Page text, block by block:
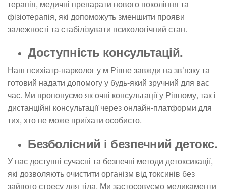
терапія, медичні препарати нового покоління та
фізіотерапія, які допоможуть зменшити прояви
залежності та стабілізувати психологічний стан.
Доступність консультацій.
Наш психіатр-нарколог у м Рівне завжди на зв’язку та
готовий надати допомогу у будь-який зручний для вас
час. Ми пропонуємо як очні консультації у Рівному, так і
дистанційні консультації через онлайн-платформи для
тих, хто не може приїхати особисто.
Безболісний і безпечний детокс.
У нас доступні сучасні та безпечні методи детоксикації,
які дозволяють очистити організм від токсинів без
зайвого стресу для тіла. Ми застосовуємо медикаменти